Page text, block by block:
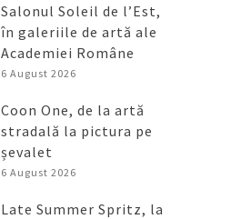
Salonul Soleil de l’Est,
în galeriile de artă ale
Academiei Române
6 August 2026
Coon One, de la artă
stradală la pictura pe
șevalet
6 August 2026
Late Summer Spritz, la